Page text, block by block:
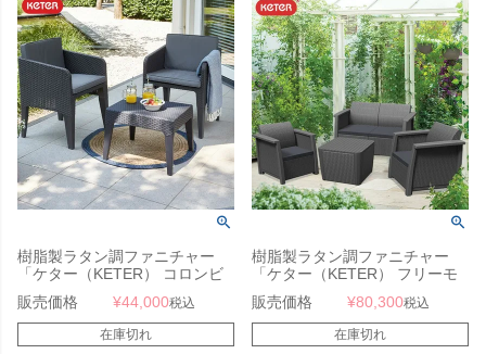
樹脂製ラタン調ファニチャー
「ケター（KETER） コロンビ
ア バルコニー3点セット
（Columbia balcony set） 」
販売価格 ¥44,000税込
在庫切れ
樹脂製ラタン調ファニチャー
「ケター（KETER） フリーモ
ント 収納付きガーデンテーブル
＆ソファ 4点セット
（FREMONT 4SET
148564）」
販売価格 ¥80,300税込
在庫切れ